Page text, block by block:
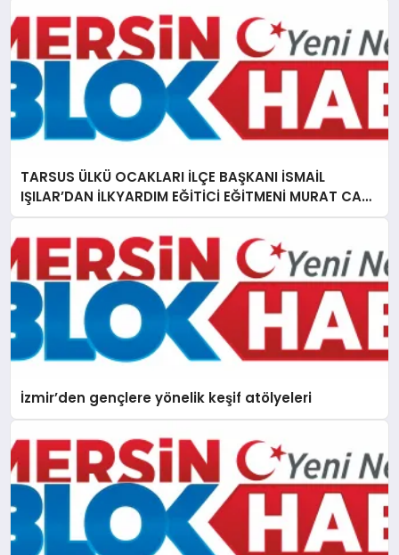
TARSUS ÜLKÜ OCAKLARI İLÇE BAŞKANI İSMAİL
IŞILAR’DAN İLKYARDIM EĞİTİCİ EĞİTMENİ MURAT CAN
FİDAN’A ZİYARET
İzmir’den gençlere yönelik keşif atölyeleri